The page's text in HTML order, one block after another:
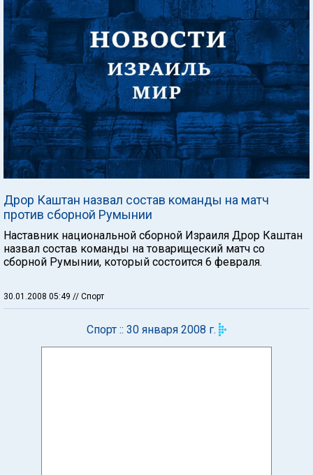
Дрор Каштан назвал состав команды на матч
против сборной Румынии
Наставник национальной сборной Израиля Дрор Каштан
назвал состав команды на товарищеский матч со
сборной Румынии, который состоится 6 февраля.
30.01.2008 05:49 // Спорт
Спорт :: 30 января 2008 г.